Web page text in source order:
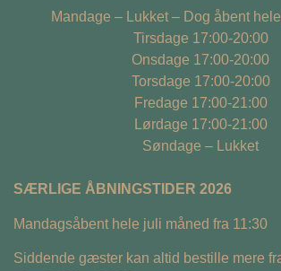
Mandage – Lukket – Dog åbent
Tirsdage 17:00-20:00
Onsdage 17:00-20:00
Torsdage 17:00-20:00
Fredage 17:00-21:00
Lørdage 17:00-21:00
Søndage – Lukket
SÆRLIGE ÅBNINGSTIDER 2026
Mandagsåbent hele juli måned fra 11:30
Siddende gæster kan altid bestille mere